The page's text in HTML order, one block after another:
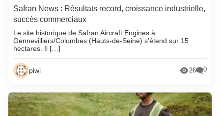
Safran News : Résultats record, croissance industrielle,
succès commerciaux
Le site historique de Safran Aircraft Engines à
Gennevilliers/Colombes (Hauts-de-Seine) s’étend sur 15
hectares. Il […]
piwi 26 0